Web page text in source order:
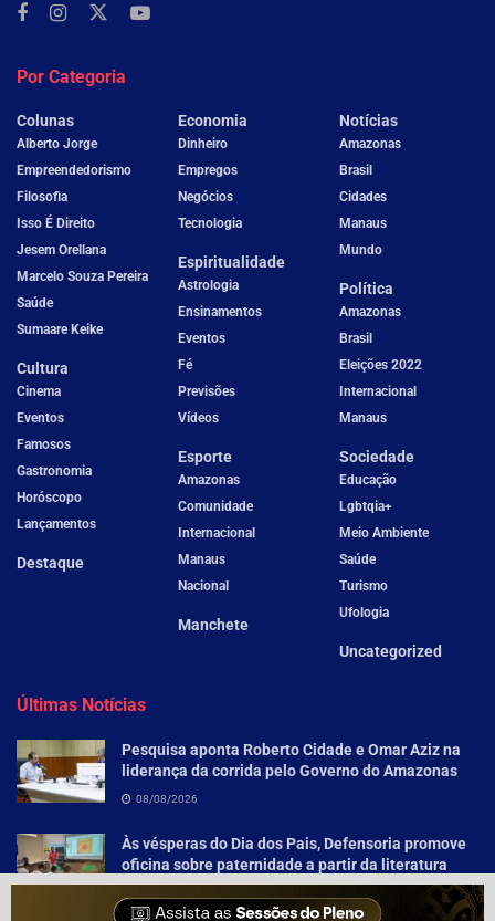
Por Categoria
Colunas
Alberto Jorge
Empreendedorismo
Filosofia
Isso É Direito
Jesem Orellana
Marcelo Souza Pereira
Saúde
Sumaare Keike
Cultura
Cinema
Eventos
Famosos
Gastronomia
Horóscopo
Lançamentos
Destaque
Economia
Dinheiro
Empregos
Negócios
Tecnologia
Espiritualidade
Astrologia
Ensinamentos
Eventos
Fé
Previsões
Vídeos
Esporte
Amazonas
Comunidade
Internacional
Manaus
Nacional
Manchete
Notícias
Amazonas
Brasil
Cidades
Manaus
Mundo
Política
Amazonas
Brasil
Eleições 2022
Internacional
Manaus
Sociedade
Educação
Lgbtqia+
Meio Ambiente
Saúde
Turismo
Ufologia
Uncategorized
Últimas Notícias
Pesquisa aponta Roberto Cidade e Omar Aziz na
liderança da corrida pelo Governo do Amazonas
08/08/2026
Às vésperas do Dia dos Pais, Defensoria promove
oficina sobre paternidade a partir da literatura
para socioeducandos
08/08/2026